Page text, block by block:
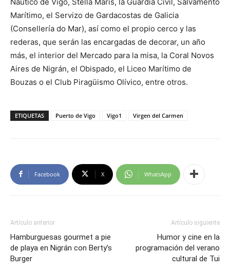
Marítimo, el Servizo de Gardacostas de Galicia
(Consellería do Mar), así como el propio cerco y las
rederas, que serán las encargadas de decorar, un año
más, el interior del Mercado para la misa, la Coral Novos
Aires de Nigrán, el Obispado, el Liceo Marítimo de
Bouzas o el Club Piragüismo Olívico, entre otros.
ETIQUETAS Puerto de Vigo Vigo1 Virgen del Carmen
Facebook X WhatsApp
Artículo anterior
Hamburguesas gourmet a pie
de playa en Nigrán con Berty’s
Burger
Artículo siguiente
Humor y cine en la
programación del verano
cultural de Tui